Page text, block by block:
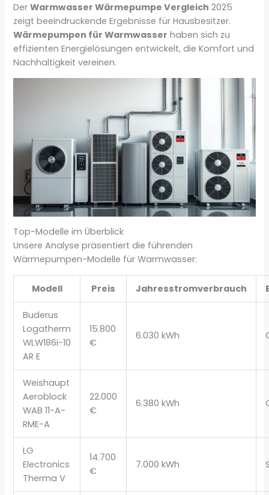
DerWarmwasser Wärmepumpe Vergleich 2025
zeigt beeindruckende Ergebnisse für Hausbesitzer.
Wärmepumpen für Warmwasser haben sich zu
effizienten Energielösungen entwickelt, die Komfort und
Nachhaltigkeit vereinen.
Top-Modelle im Überblick
Unsere Analyse präsentiert die führenden
Wärmepumpen-Modelle für Warmwasser:
Modell Preis Jahresstromverbrauch
Buderus
Logatherm
WLW186i-10
AR E
15.800
€
6.030 kWh
Weishaupt
Aeroblock
WAB 11-A-
RME-A
22.000
€
6.380 kWh
LG
Electronics
Therma V
14.700
€
7.000 kWh